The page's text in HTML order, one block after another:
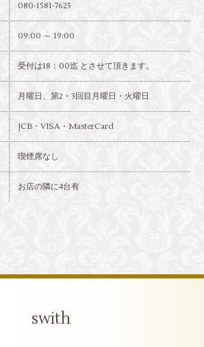
080-1581-7625
09:00 ～ 19:00
受付は18：00迄 とさせて頂きます。
月曜日、第2・3回目月曜日・火曜日
JCB・VISA・MasterCard
喫煙席なし
お店の隣に4台有
swith